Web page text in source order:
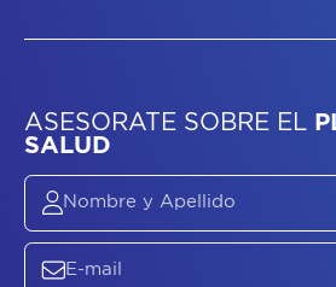
ASESORATE SOBRE
SALUD